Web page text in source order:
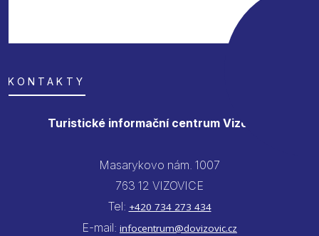
KONTAKTY
Turistické informační centrum Vizovice
Masarykovo nám. 1007
763 12 VIZOVICE
Tel: +420 734 273 434
E-mail: infocentrum@dovizovic.cz